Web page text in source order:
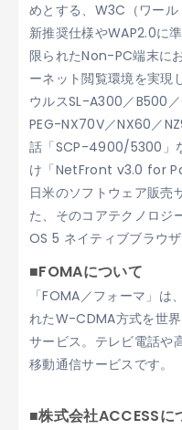
めとする、W3C（ワー
新推奨仕様やWAP2.0に
限られたNon-PC端末に
ーネット閲覧環境を実現
ウルスSL-A300／B500
PEG-NX70V／NX60／
話「SCP-4900/5300」
け「NetFront v3.0 for
日米のソフトウェア販売
た、そのコアテクノロ
OS 5 ネイティブブラウ
■FOMAについて
「FOMA／フォーマ」
れたW-CDMA方式を世
サービス。テレビ電話や
移動通信サービスです。
■株式会社ACCESSに